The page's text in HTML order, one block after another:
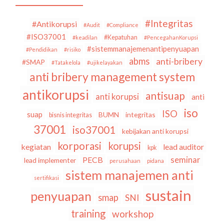
#Antikorupsi #Audit #Compliance #Integritas
#ISO37001 #keadilan #Kepatuhan
#PencegahanKorupsi
#Pendidikan
#risiko #sistemmanajemenantipenyuapan
#SMAP #Tatakelola #ujikelayakan abms anti-bribery
anti bribery management system
antikorupsi anti korupsi antisuap
anti
suap
bisnis integritas BUMN integritas ISO
iso
37001
iso37001 kebijakan anti korupsi
kegiatan korporasi korupsi kpk lead auditor
lead implementer PECB perusahaan pidana seminar
sertifikasi
sistem manajemen anti
penyuapan
smap SNI sustain
training workshop